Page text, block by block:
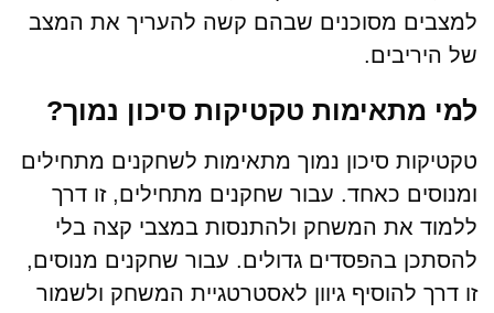
למצבים מסוכנים שבהם קשה להעריך את המצב
של היריבים.
למי מתאימות טקטיקות סיכון נמוך?
טקטיקות סיכון נמוך מתאימות לשחקנים מתחילים
ומנוסים כאחד. עבור שחקנים מתחילים, זו דרך
ללמוד את המשחק ולהתנסות במצבי קצה בלי
להסתכן בהפסדים גדולים. עבור שחקנים מנוסים,
זו דרך להוסיף גיוון לאסטרטגיית המשחק ולשמור